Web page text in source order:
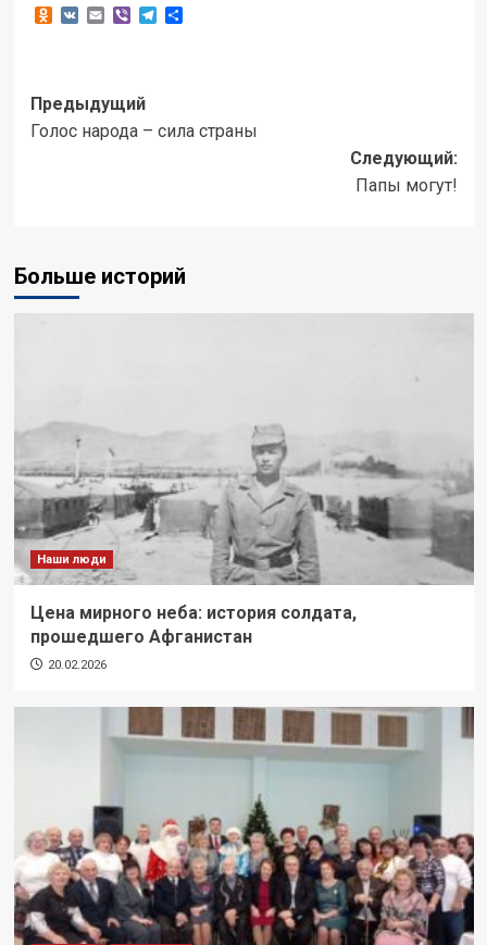
Odnoklassniki
VKEmailViberTelegram
Отправить
Навигация
записи
Предыдущий
Голос народа – сила страны
Следующий:
Папы могут!
Больше историй
Наши люди
Цена мирного неба: история солдата,
прошедшего Афганистан
20.02.2026